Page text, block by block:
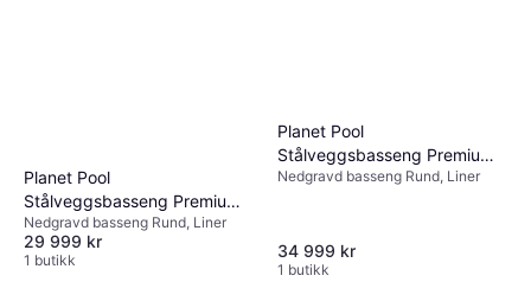
Planet Pool
Stålveggsbasseng Premium
Rund 3.5x1.5m
Nedgravd basseng Rund, Liner
29 999 kr
1 butikk
Planet Pool
Stålveggsbasseng Premium
Rund 3,5x1,5m Innebygd
Nedgravd basseng Rund, Liner
34 999 kr
1 butikk